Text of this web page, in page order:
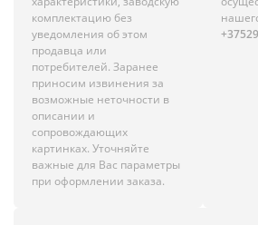
комплектацию без
уведомления об этом
продавца или
потребителей. Заранее
приносим извинения за
возможные неточности в
описании и
сопровождающих
картинках. Уточняйте
важные для Вас параметры
при оформлении заказа.